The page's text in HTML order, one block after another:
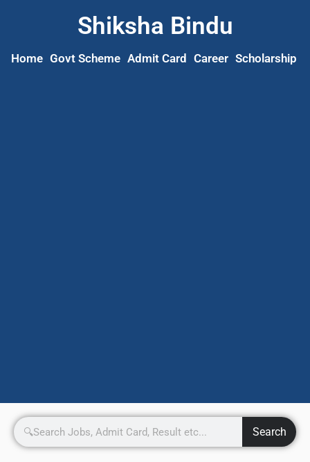
Shiksha Bindu
Home Govt Scheme Admit Card Career Scholarship
Search